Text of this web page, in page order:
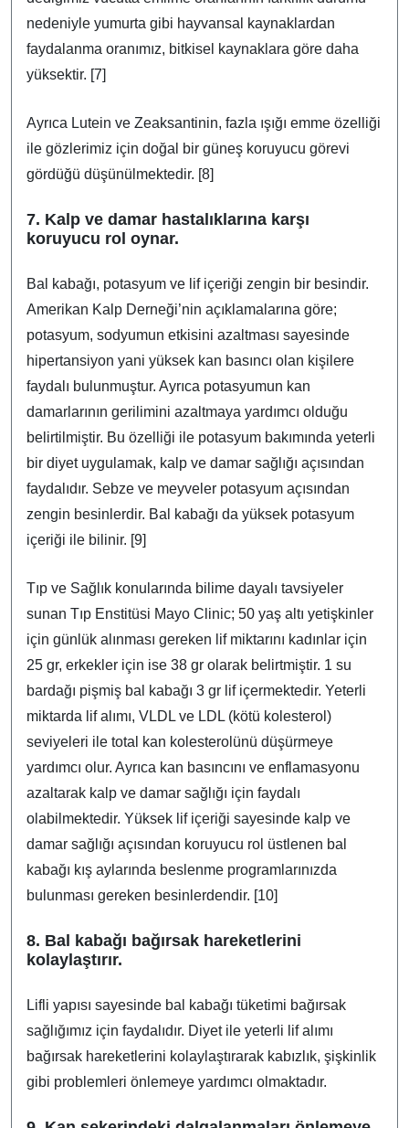
nedeniyle yumurta gibi hayvansal kaynaklardan
faydalanma oranımız, bitkisel kaynaklara göre daha
yüksektir. [7]
Ayrıca Lutein ve Zeaksantinin, fazla ışığı emme özelliği
ile gözlerimiz için doğal bir güneş koruyucu görevi
gördüğü düşünülmektedir. [8]
7. Kalp ve damar hastalıklarına karşı
koruyucu rol oynar.
Bal kabağı, potasyum ve lif içeriği zengin bir besindir.
Amerikan Kalp Derneği’nin açıklamalarına göre;
potasyum, sodyumun etkisini azaltması sayesinde
hipertansiyon yani yüksek kan basıncı olan kişilere
faydalı bulunmuştur. Ayrıca potasyumun kan
damarlarının gerilimini azaltmaya yardımcı olduğu
belirtilmiştir. Bu özelliği ile potasyum bakımında yeterli
bir diyet uygulamak, kalp ve damar sağlığı açısından
faydalıdır. Sebze ve meyveler potasyum açısından
zengin besinlerdir. Bal kabağı da yüksek potasyum
içeriği ile bilinir. [9]
Tıp ve Sağlık konularında bilime dayalı tavsiyeler
sunan Tıp Enstitüsi Mayo Clinic; 50 yaş altı yetişkinler
için günlük alınması gereken lif miktarını kadınlar için
25 gr, erkekler için ise 38 gr olarak belirtmiştir. 1 su
bardağı pişmiş bal kabağı 3 gr lif içermektedir. Yeterli
miktarda lif alımı, VLDL ve LDL (kötü kolesterol)
seviyeleri ile total kan kolesterolünü düşürmeye
yardımcı olur. Ayrıca kan basıncını ve enflamasyonu
azaltarak kalp ve damar sağlığı için faydalı
olabilmektedir. Yüksek lif içeriği sayesinde kalp ve
damar sağlığı açısından koruyucu rol üstlenen bal
kabağı kış aylarında beslenme programlarınızda
bulunması gereken besinlerdendir. [10]
8. Bal kabağı bağırsak hareketlerini
kolaylaştırır.
Lifli yapısı sayesinde bal kabağı tüketimi bağırsak
sağlığımız için faydalıdır. Diyet ile yeterli lif alımı
bağırsak hareketlerini kolaylaştırarak kabızlık, şişkinlik
gibi problemleri önlemeye yardımcı olmaktadır.